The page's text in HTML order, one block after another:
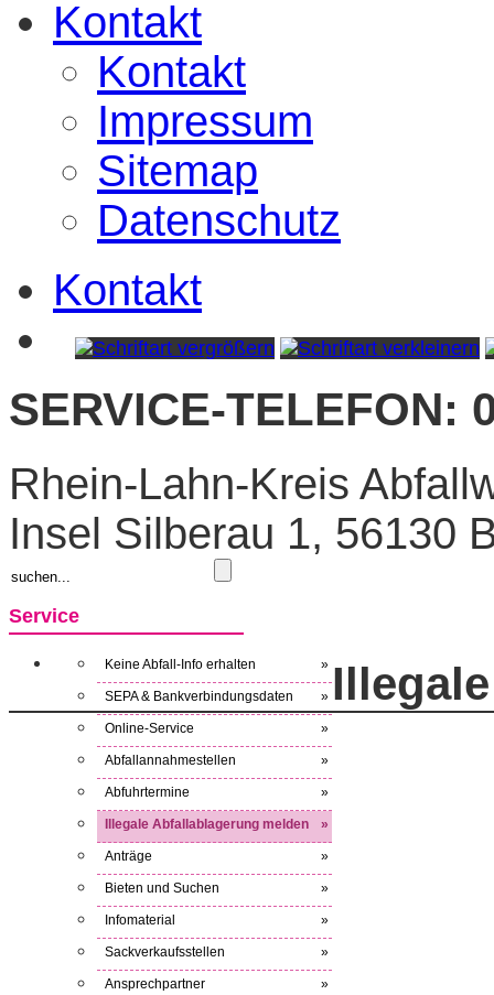
Kontakt
Kontakt
Impressum
Sitemap
Datenschutz
Kontakt
SERVICE-TELEFON:
Rhein-Lahn-Kreis
Insel Silberau 1, 56130
Service
Keine Abfall-Info erhalten »
SEPA & Bankverbindungsdaten »
Online-Service »
Abfallannahmestellen »
Abfuhrtermine »
Illegale Abfallablagerung melden »
Anträge »
Bieten und Suchen »
Infomaterial »
Sackverkaufsstellen »
Ansprechpartner »